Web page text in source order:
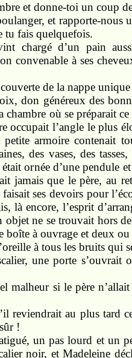
et donne-toi un coup
et rapporte-nous
tu fais quelquefois.
chargé d’un pain
à ses
de la nappe
don généreux des
chambre où se préparait
occupait l’angle le plus
armoire contenait
des vases, des
ornée d’une pendule
jamais que le père, au
ses devoirs pour
là encore, l’esprit
ne se trouvait hors
boîte à ouvrage et deux
à tous les bruits qui
une porte
si le père
reviendrait au plus tard
!
un pas lourd et un
noir, et Madeleine